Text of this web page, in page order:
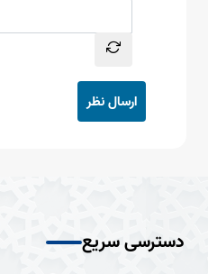
ارسال نظر
دسترسی سریع